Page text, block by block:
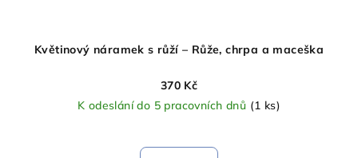
Květinový náramek s růží – Růže, chrpa a maceška
370 Kč
K odeslání do 5 pracovních dnů (1 ks)